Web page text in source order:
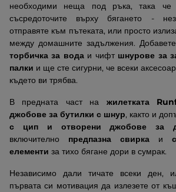
необходими неща под ръка, така
съсредоточите върху бягането -
отправяте към пътеката, или просто
между домашните задължения.
торбичка за водаи чифт шнурове за
палки и ще сте сигурни, че всеки
където ви трябва.
В предната част на жилетката
джобове за бутилки с шнур, както и
с цип и отворени джобове за
включително предпазна свирка и
елементи за тихо бягане дори в сумрак.
Независимо дали тичате всеки ден,
първата си мотивация да излезете от